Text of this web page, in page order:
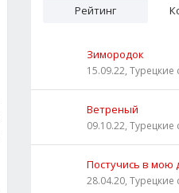
Рейтинг
Зимородок
15.09.22, Турецкие
Ветреный
09.10.22, Турецкие
Постучись в мою
28.04.20, Турецкие